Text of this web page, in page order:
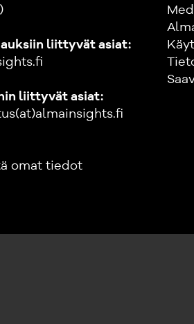
liittyvät asiat:
liittyvät asiat:
omat tiedot